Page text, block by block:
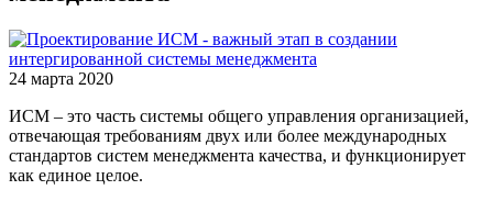
24 марта 2020
ИСМ – это часть системы общего управления организацией,
отвечающая требованиям двух или более международных
стандартов систем менеджмента качества, и функционирует
как единое целое.